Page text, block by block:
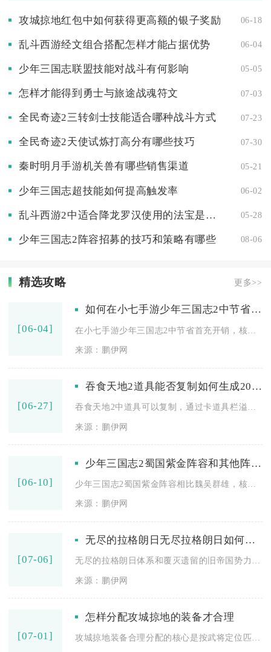
攻城掠地红包中如何获得更高额的银子奖励 06-18
乱斗西游经文组合搭配怎样才能占据优势 06-04
少年三国志联盟技能对战斗有何影响 05-05
怎样才能得到勇士与旅途战魂符文 07-03
全民奇迹2三转剑士技能适合哪种战斗方式 07-23
全民奇迹2天使试炼打高分有哪些技巧 07-30
秦时明月手游机关兽有哪些销售渠道 05-21
少年三国志超技能如何提高触发率 06-02
乱斗西游2中适合降龙罗汉使用的法宝是什么 05-28
少年三国志2阵容招募的技巧和策略有哪些 08-06
精选攻略 更多>>
[06-04]
如何在小七手游少年三国志2中节省首充的开销
来源：鹏伊网
[06-27]
吞食天地2道具能否复制如何生成20份
吞食天地2中道具可以复制，通过卡道具栏溢出的操作能稳定生成2...
来源：鹏伊网
[06-10]
少年三国志2蜀国紫金阵容和其他阵容相比有何劣势
来源：鹏伊网
[07-06]
无尽的拉格朗日无尽拉格朗日如何与旧帝国进行相互融合
无尽的拉格朗日体系和覆灭遗留的旧帝国势力融合，整体分为旧帝国...
来源：鹏伊网
[07-01]
怎样分配攻城掠地的装备才合理